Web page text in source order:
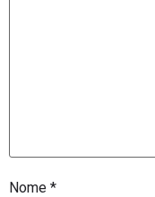
Nome *